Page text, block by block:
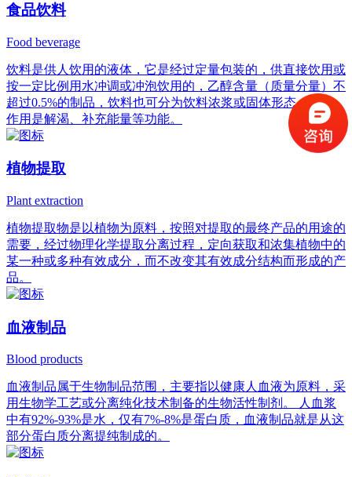
食品饮料
Food beverage
饮料是供人饮用的液体，它是经过定量包装的，供直接饮用或
按一定比例用水冲调或冲泡饮用的，乙醇含量（质量分量）不
超过0.5%的制品，饮料也可分为饮料浓浆或固体形态，它的
作用是解渴、补充能量等功能。
植物提取
Plant extraction
植物提取物是以植物为原料，按照对提取的最终产品的用途的
需要，经过物理化学提取分离过程，定向获取和浓集植物中的
某一种或多种有效成分，而不改变其有效成分结构而形成的产
品。
血液制品
Blood products
血液制品属于生物制品范围，主要指以健康人血液为原料，采
用生物学工艺或分离纯化技术制备的生物活性制剂。 人血浆
中有92%-93%是水，仅有7%-8%是蛋白质，血液制品就是从这
部分蛋白质分离提纯制成的。